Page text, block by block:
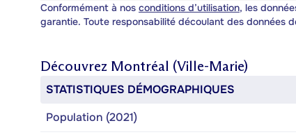
Conformément à nos conditions d’utilisation, les
garantie. Toute responsabilité découlant des données
Découvrez Montréal (Ville-Marie)
STATISTIQUES DÉMOGRAPHIQUES
Population (2021)